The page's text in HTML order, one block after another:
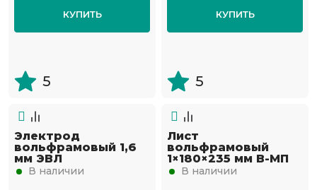
КУПИТЬ
5
КУПИТЬ
5
Электрод
вольфрамовый 1,6
мм ЭВЛ
В наличии
Лист
вольфрамовый
1×180×235 мм В-МП
В наличии